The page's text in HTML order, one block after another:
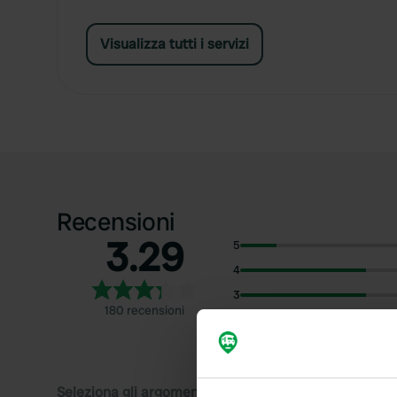
Visualizza tutti i servizi
Recensioni
3.29
180 recensioni
5
4
3
1
Seleziona gli argomenti di cui desideri leggere le